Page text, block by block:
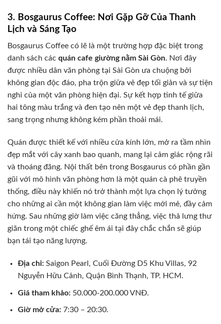
3. Bosgaurus Coffee: Nơi Gặp Gỡ Của Thanh
Lịch và Sáng Tạo
Bosgaurus Coffee có lẽ là một trường hợp đặc biệt trong
danh sách các quán cafe giường nằm Sài Gòn. Nơi đây
được nhiều dân văn phòng tại Sài Gòn ưa chuộng bởi
không gian độc đáo, pha trộn giữa vẻ đẹp tối giản và sự tiện
nghi của một văn phòng hiện đại. Sự kết hợp tinh tế giữa
hai tông màu trắng và đen tạo nên một vẻ đẹp thanh lịch,
sang trọng nhưng không kém phần thoải mái.
Quán được thiết kế với nhiều cửa kính lớn, mở ra tầm nhìn
đẹp mắt với cây xanh bao quanh, mang lại cảm giác rộng rãi
và thoáng đãng. Nội thất bên trong Bosgaurus có phần gần
gũi với mô hình văn phòng hơn là một quán cà phê truyền
thống, điều này khiến nó trở thành một lựa chọn lý tưởng
cho những ai cần một không gian làm việc mới mẻ, đầy cảm
hứng. Sau những giờ làm việc căng thẳng, việc thả lưng thư
giãn trong một chiếc ghế êm ái tại đây chắc chắn sẽ giúp
bạn tái tạo năng lượng.
Địa chỉ:Saigon Pearl, Cuối Đường D5 Khu Villas, 92
Nguyễn Hữu Cảnh, Quận Bình Thạnh, TP. HCM.
Giá tham khảo:50.000-200.000 VNĐ.
Giờ mở cửa:7:30 – 20:30.